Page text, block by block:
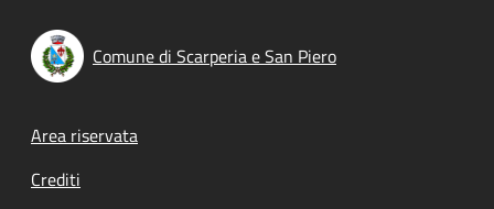
Comune di Scarperia e San Piero
Footer menu
Area riservata
Crediti